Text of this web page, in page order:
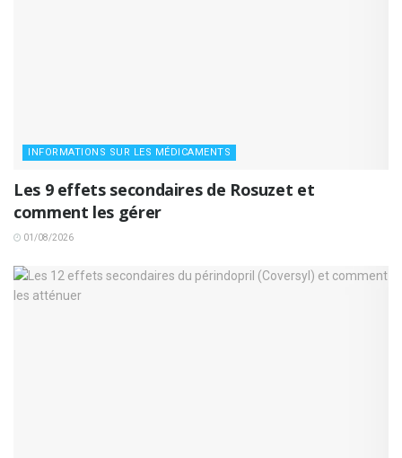
INFORMATIONS SUR LES MÉDICAMENTS
Les 9 effets secondaires de Rosuzet et
comment les gérer
01/08/2026